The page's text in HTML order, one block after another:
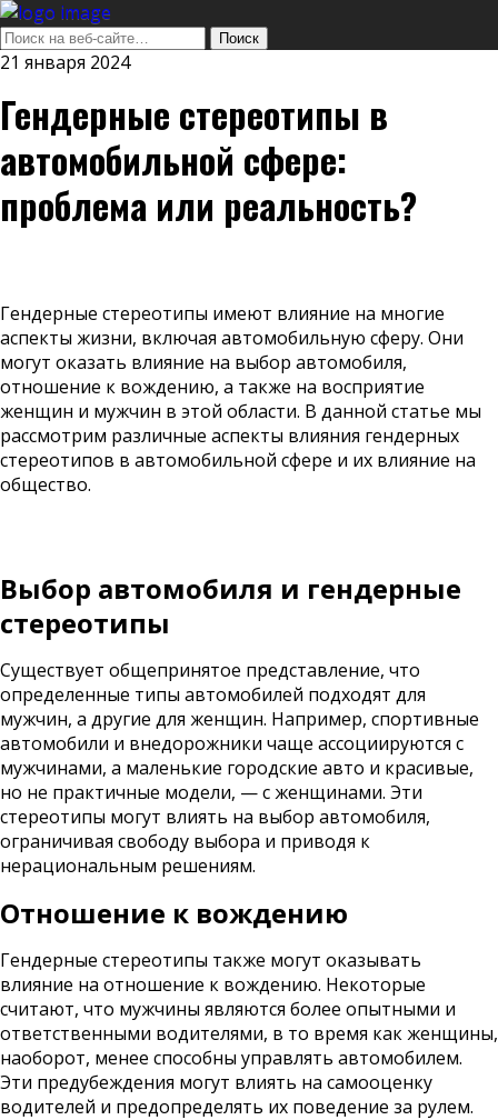
21 января 2024
Гендерные стереотипы в
автомобильной сфере:
проблема или реальность?
Гендерные стереотипы имеют влияние на многие
аспекты жизни, включая автомобильную сферу. Они
могут оказать влияние на выбор автомобиля,
отношение к вождению, а также на восприятие
женщин и мужчин в этой области. В данной статье мы
рассмотрим различные аспекты влияния гендерных
стереотипов в автомобильной сфере и их влияние на
общество.
Выбор автомобиля и гендерные
стереотипы
Существует общепринятое представление, что
определенные типы автомобилей подходят для
мужчин, а другие для женщин. Например, спортивные
автомобили и внедорожники чаще ассоциируются с
мужчинами, а маленькие городские авто и красивые,
но не практичные модели, — с женщинами. Эти
стереотипы могут влиять на выбор автомобиля,
ограничивая свободу выбора и приводя к
нерациональным решениям.
Отношение к вождению
Гендерные стереотипы также могут оказывать
влияние на отношение к вождению. Некоторые
считают, что мужчины являются более опытными и
ответственными водителями, в то время как женщины,
наоборот, менее способны управлять автомобилем.
Эти предубеждения могут влиять на самооценку
водителей и предопределять их поведение за рулем.